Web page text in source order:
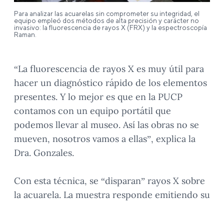
Para analizar las acuarelas sin comprometer su integridad, el
equipo empleó dos métodos de alta precisión y carácter no
invasivo: la fluorescencia de rayos X (FRX) y la espectroscopía
Raman.
“La fluorescencia de rayos X es muy útil para
hacer un diagnóstico rápido de los elementos
presentes. Y lo mejor es que en la PUCP
contamos con un equipo portátil que
podemos llevar al museo. Así las obras no se
mueven, nosotros vamos a ellas”, explica la
Dra. Gonzales.
Con esta técnica, se “disparan” rayos X sobre
la acuarela. La muestra responde emitiendo su